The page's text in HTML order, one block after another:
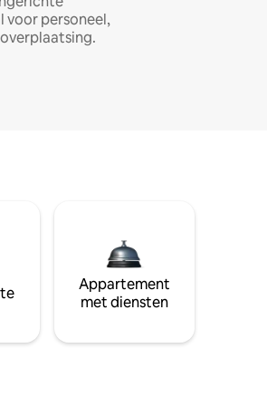
voor personeel,
Appartement
met diensten